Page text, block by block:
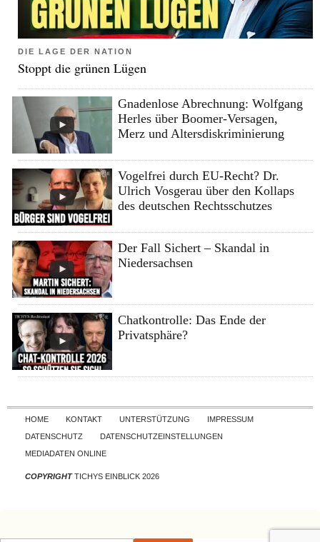
DIE LAGE DER NATION
Stoppt die grünen Lügen
Gnadenlose Abrechnung: Wolfgang
Herles über Boomer-Versagen,
Merz und Altersdiskriminierung
Vogelfrei durch EU-Recht? Dr.
Ulrich Vosgerau über den Kollaps
des deutschen Rechtsschutzes
Der Fall Sichert – Skandal in
Niedersachsen
Chatkontrolle: Das Ende der
Privatsphäre?
Skip to content
HOME KONTAKT UNTERSTÜTZUNG
IMPRESSUM
DATENSCHUTZ
DATENSCHUTZEINSTELLUNGEN
MEDIADATEN ONLINE
COPYRIGHTTICHYS EINBLICK 2026